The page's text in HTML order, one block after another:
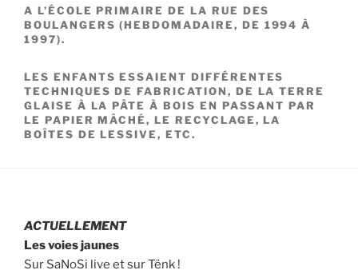
A L’ÉCOLE PRIMAIRE DE LA RUE DES
BOULANGERS (HEBDOMADAIRE, DE 1994 À
1997).
LES ENFANTS ESSAIENT DIFFÉRENTES
TECHNIQUES DE FABRICATION, DE LA TERRE
GLAISE À LA PÂTE À BOIS EN PASSANT PAR
LE PAPIER MÂCHÉ, LE RECYCLAGE, LA
BOÎTES DE LESSIVE, ETC.
ACTUELLEMENT
Les voies jaunes
Sur SaNoSi live et sur Tënk !